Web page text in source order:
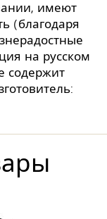
имеют
(благодаря
на русском
содержит